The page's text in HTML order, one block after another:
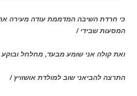
כי חרדת השיבה המדממת עודה מעירה
המסעות שבידי /
ואת קולה אני שומע מבעד, מחלחל ובוקע
התרצה להביאני שוב למולדת אושוויץ /